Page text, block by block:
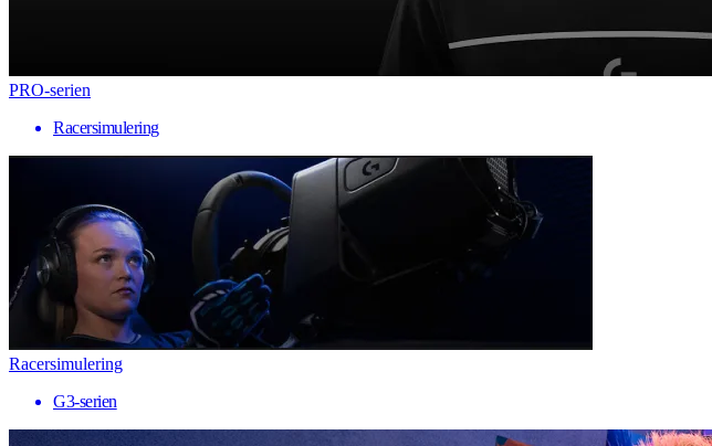
PRO-serien
Racersimulering
Racersimulering
G3-serien